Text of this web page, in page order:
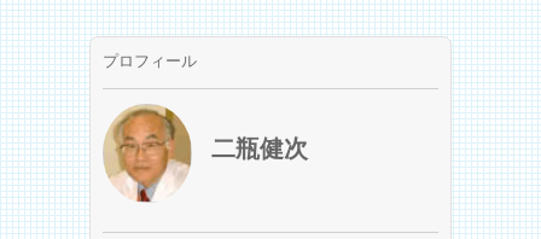
プロフィール
二瓶健次